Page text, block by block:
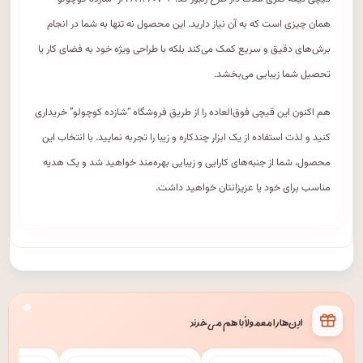
همان چیزی است که به آن نیاز دارید. این محصول نه تنها به شما در انجام
برش‌های دقیق و سریع کمک می‌کند بلکه با طراحی ویژه خود به فضای کار یا
تحصیل شما زیبایی می‌بخشد.
هم اکنون این قیچی فوق‌العاده را از طریق فروشگاه “شازده کوچولو” خریداری
کنید و لذت استفاده از یک ابزار چندکاره و زیبا را تجربه نمایید. با انتخاب این
محصول، شما از جنبه‌های کارایی و زیبایی بهره‌مند خواهید شد و یک هدیه
مناسب برای خود یا عزیزانتان خواهید داشت.
این‌ها را معمولاً با هم می‌خرند